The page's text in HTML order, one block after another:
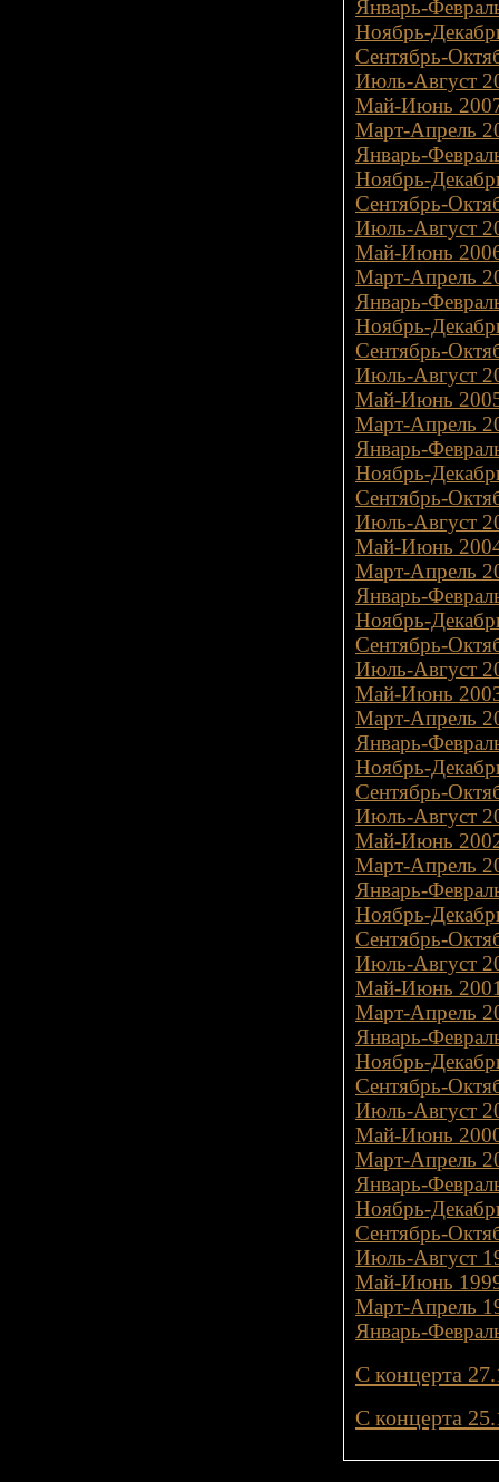
Январь-
Ноябрь-
Сентябрь-
Июль-Август
Май-Июнь
Март-Апрель
Январь-
Ноябрь-
Сентябрь-
Июль-Август
Май-Июнь
Март-Апрель
Январь-
Ноябрь-
Сентябрь-
Июль-Август
Май-Июнь
Март-Апрель
Январь-
Ноябрь-
Сентябрь-
Июль-Август
Май-Июнь
Март-Апрель
Январь-
Ноябрь-
Сентябрь-
Июль-Август
Май-Июнь
Март-Апрель
Январь-
Ноябрь-
Сентябрь-
Июль-Август
Май-Июнь
Март-Апрель
Январь-
Ноябрь-
Сентябрь-
Июль-Август
Май-Июнь
Март-Апрель
Январь-
Ноябрь-
Сентябрь-
Июль-Август
Май-Июнь
Март-Апрель
Январь-
Ноябрь-
Сентябрь-
Июль-Август
Май-Июнь
Март-Апрель
Январь-
С концерта
С концерта